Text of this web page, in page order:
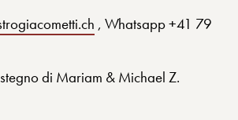
, Whatsapp +41 79
di Mariam & Michael Z.